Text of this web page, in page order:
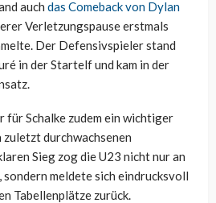
auch das Comeback von Dylan
Verletzungspause erstmals
Der Defensivspieler stand
in der Startelf und kam in der
Schalke zudem ein wichtiger
durchwachsenen
Sieg zog die U23 nicht nur an
meldete sich eindrucksvoll
Tabellenplätze zurück.